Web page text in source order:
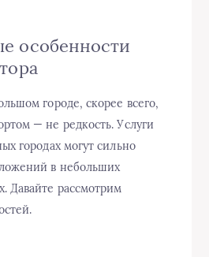
особенности
городе, скорее всего,
— не редкость. Услуги
городах могут сильно
в небольших
Давайте рассмотрим